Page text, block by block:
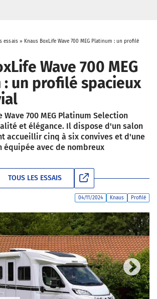
essais» Knaus BoxLife Wave 700 MEG Platinum : un profilé
Wave 700 MEG
un profilé spacieux
Wave 700 MEG Platinum Selection
et élégance. Il dispose d'un salon
accueillir cinq à six convives et d'une
équipée avec de nombreux
TOUS LES ESSAIS
04/11/2024 Knaus Profilé
Next